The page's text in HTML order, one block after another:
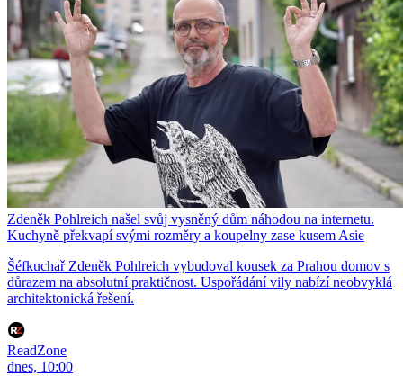
Zdeněk Pohlreich našel svůj vysněný dům náhodou na internetu.
Kuchyně překvapí svými rozměry a koupelny zase kusem Asie
Šéfkuchař Zdeněk Pohlreich vybudoval kousek za Prahou domov s
důrazem na absolutní praktičnost. Uspořádání vily nabízí neobvyklá
architektonická řešení.
ReadZone
dnes, 10:00